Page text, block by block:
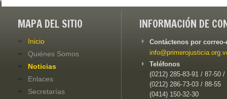
MAPA DEL SITIO
Inicio
Quiénes Somos
Noticias
Enlaces
Secretarías
INFORMACIÓN DE
Contáctenos por
Teléfonos
(0212) 285-83-91 / 87-50 /
(0212) 286-73-03 / 88-55
(0414) 150-32-30